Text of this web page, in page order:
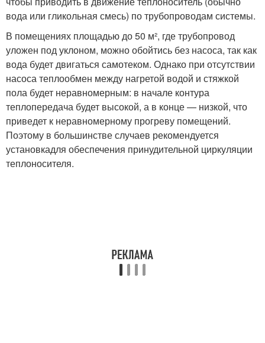
вода или гликольная смесь) по трубопроводам системы.
В помещениях площадью до 50 м², где трубопровод
уложен под уклоном, можно обойтись без насоса, так как
вода будет двигаться самотеком. Однако при отсутствии
насоса теплообмен между нагретой водой и стяжкой
пола будет неравномерным: в начале контура
теплопередача будет высокой, а в конце — низкой, что
приведет к неравномерному прогреву помещений.
Поэтому в большинстве случаев рекомендуется
установкадля обеспечения принудительной циркуляции
теплоносителя.